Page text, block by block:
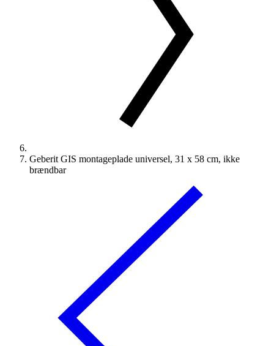
Geberit GIS montageplade universel, 31 x 58 cm, ikke
brændbar